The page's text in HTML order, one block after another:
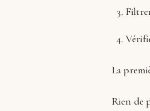
La
Rien de